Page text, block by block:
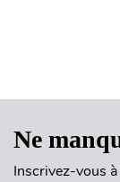
Ne
Inscrivez-vous